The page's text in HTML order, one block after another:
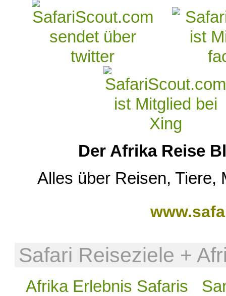
Der Afrika Reise
Alles über Reisen, Tiere,
Safari Reiseziele +
Afrika Erlebnis Safaris